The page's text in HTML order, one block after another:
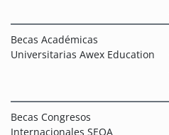
Becas Académicas
Universitarias Awex Education
Becas Congresos
Internacionales SEQA